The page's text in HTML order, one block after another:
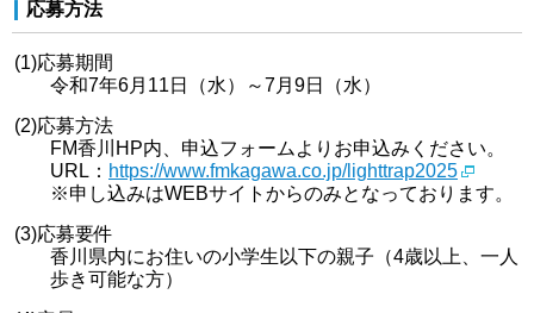
応募方法
(1)応募期間
令和7年6月11日（水）～7月9日（水）
(2)応募方法
FM香川HP内、申込フォームよりお申込みください。
URL： https://www.fmkagawa.co.jp/lighttrap2025
※申し込みはWEBサイトからのみとなっております。
(3)応募要件
香川県内にお住いの小学生以下の親子（4歳以上、一人
歩き可能な方）